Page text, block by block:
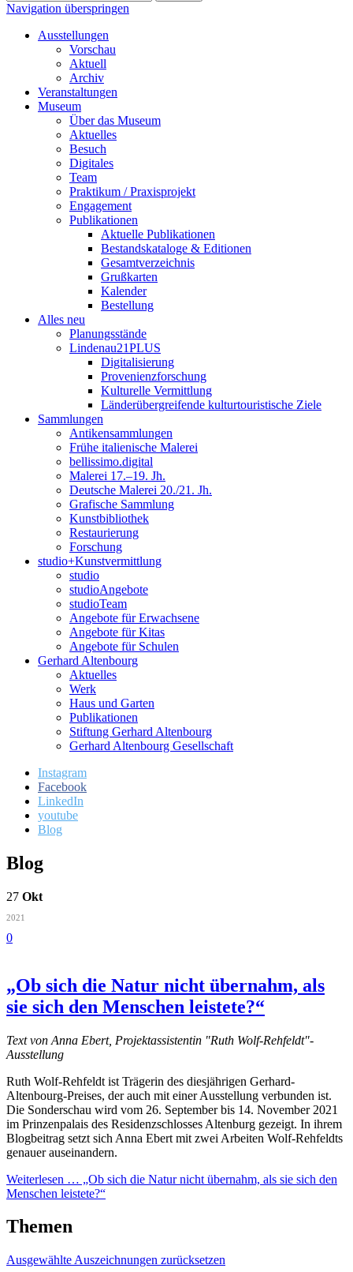
Navigation überspringen
Ausstellungen
Vorschau
Aktuell
Archiv
Veranstaltungen
Museum
Über das Museum
Aktuelles
Besuch
Digitales
Team
Praktikum / Praxisprojekt
Engagement
Publikationen
Aktuelle Publikationen
Bestandskataloge & Editionen
Gesamtverzeichnis
Grußkarten
Kalender
Bestellung
Alles neu
Planungsstände
Lindenau21PLUS
Digitalisierung
Provenienzforschung
Kulturelle Vermittlung
Länderübergreifende kulturtouristische Ziele
Sammlungen
Antikensammlungen
Frühe italienische Malerei
bellissimo.digital
Malerei 17.–19. Jh.
Deutsche Malerei 20./21. Jh.
Grafische Sammlung
Kunstbibliothek
Restaurierung
Forschung
studio+Kunstvermittlung
studio
studioAngebote
studioTeam
Angebote für Erwachsene
Angebote für Kitas
Angebote für Schulen
Gerhard Altenbourg
Aktuelles
Werk
Haus und Garten
Publikationen
Stiftung Gerhard Altenbourg
Gerhard Altenbourg Gesellschaft
Instagram
Facebook
LinkedIn
youtube
Blog
Blog
27 Okt
2021
0
„Ob sich die Natur nicht übernahm, als
sie sich den Menschen leistete?“
Text von Anna Ebert, Projektassistentin "Ruth Wolf-Rehfeldt"-
Ausstellung
Ruth Wolf-Rehfeldt ist Trägerin des diesjährigen Gerhard-
Altenbourg-Preises, der auch mit einer Ausstellung verbunden ist.
Die Sonderschau wird vom 26. September bis 14. November 2021
im Prinzenpalais des Residenzschlosses Altenburg gezeigt. In ihrem
Blogbeitrag setzt sich Anna Ebert mit zwei Arbeiten Wolf-Rehfeldts
genauer auseinandern.
Weiterlesen … „Ob sich die Natur nicht übernahm, als sie sich den
Menschen leistete?“
Themen
Ausgewählte Auszeichnungen zurücksetzen